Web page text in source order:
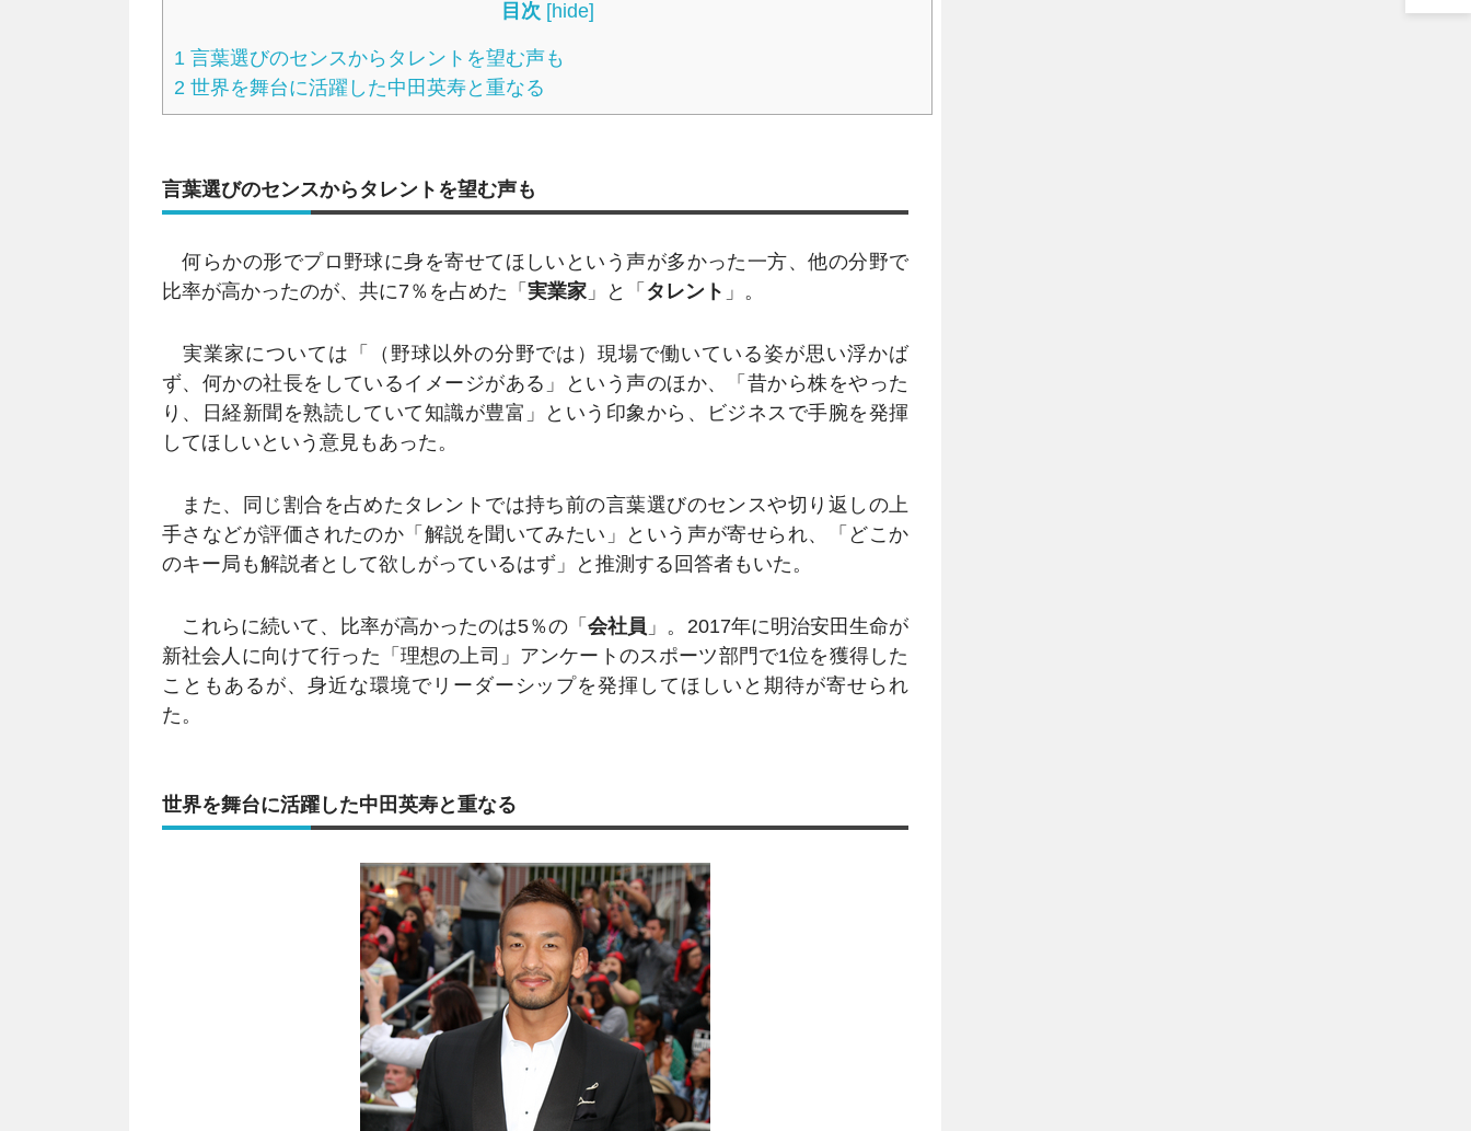
目次 [hide]
1 言葉選びのセンスからタレントを望む声も
2 世界を舞台に活躍した中田英寿と重なる
言葉選びのセンスからタレントを望む声も
何らかの形でプロ野球に身を寄せてほしいという声が多かった一方、他の分野で
比率が高かったのが、共に7％を占めた「 実業家 」と「 タレント 」。
実業家については「（野球以外の分野では）現場で働いている姿が思い浮かば
ず、何かの社長をしているイメージがある」という声のほか、「昔から株をやった
り、日経新聞を熟読していて知識が豊富」という印象から、ビジネスで手腕を発揮
してほしいという意見もあった。
また、同じ割合を占めたタレントでは持ち前の言葉選びのセンスや切り返しの上
手さなどが評価されたのか「解説を聞いてみたい」という声が寄せられ、「どこか
のキー局も解説者として欲しがっているはず」と推測する回答者もいた。
これらに続いて、比率が高かったのは5％の「会社員 」。2017年に明治安田生命が
新社会人に向けて行った「理想の上司」アンケートのスポーツ部門で1位を獲得した
こともあるが、身近な環境でリーダーシップを発揮してほしいと期待が寄せられ
た。
世界を舞台に活躍した中田英寿と重なる